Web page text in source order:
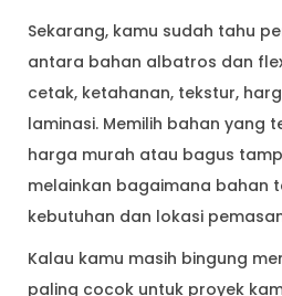
Sekarang, kamu sudah tahu
antara bahan albatros dan
cetak, ketahanan, tekstur,
laminasi. Memilih bahan yang
harga murah atau bagus
melainkan bagaimana bahan
kebutuhan dan lokasi
Kalau kamu masih bingung
paling cocok untuk proyek